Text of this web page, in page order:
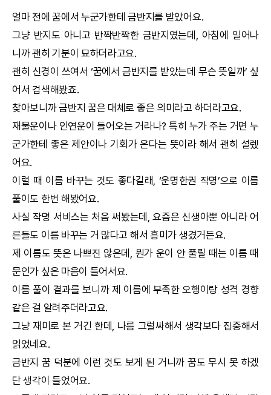
문의사항
얼마 전에 꿈에서 누군가한테 금반지를 받았어요.
그냥 반지도 아니고 반짝반짝한 금반지였는데, 아침에 일어나
니까 괜히 기분이 묘하더라고요.
괜히 신경이 쓰여서 ‘꿈에서 금반지를 받았는데 무슨 뜻일까’ 싶
어서 검색해봤죠.
찾아보니까 금반지 꿈은 대체로 좋은 의미라고 하더라고요.
재물운이나 인연운이 들어오는 거라나? 특히 누가 주는 거면 누
군가한테 좋은 제안이나 기회가 온다는 뜻이라 해서 괜히 설렜
어요.
이럴 때 이름 바꾸는 것도 좋다길래, ‘운명한권 작명’으로 이름
풀이도 한번 해봤어요.
사실 작명 서비스는 처음 써봤는데, 요즘은 신생아뿐 아니라 어
른들도 이름 바꾸는 거 많다고 해서 흥미가 생겼거든요.
제 이름도 뜻은 나쁘진 않은데, 뭔가 운이 안 풀릴 때는 이름 때
문인가 싶은 마음이 들어서요.
이름 풀이 결과를 보니까 제 이름에 부족한 오행이랑 성격 경향
같은 걸 알려주더라고요.
그냥 재미로 본 거긴 한데, 나름 그럴싸해서 생각보다 집중해서
읽었네요.
금반지 꿈 덕분에 이런 것도 보게 된 거니까 꿈도 무시 못 하겠
단 생각이 들었어요.